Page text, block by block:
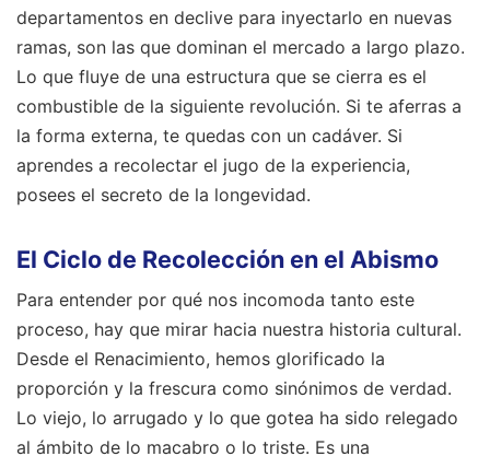
departamentos en declive para inyectarlo en nuevas
ramas, son las que dominan el mercado a largo plazo.
Lo que fluye de una estructura que se cierra es el
combustible de la siguiente revolución. Si te aferras a
la forma externa, te quedas con un cadáver. Si
aprendes a recolectar el jugo de la experiencia,
posees el secreto de la longevidad.
El Ciclo de Recolección en el Abismo
Para entender por qué nos incomoda tanto este
proceso, hay que mirar hacia nuestra historia cultural.
Desde el Renacimiento, hemos glorificado la
proporción y la frescura como sinónimos de verdad.
Lo viejo, lo arrugado y lo que gotea ha sido relegado
al ámbito de lo macabro o lo triste. Es una